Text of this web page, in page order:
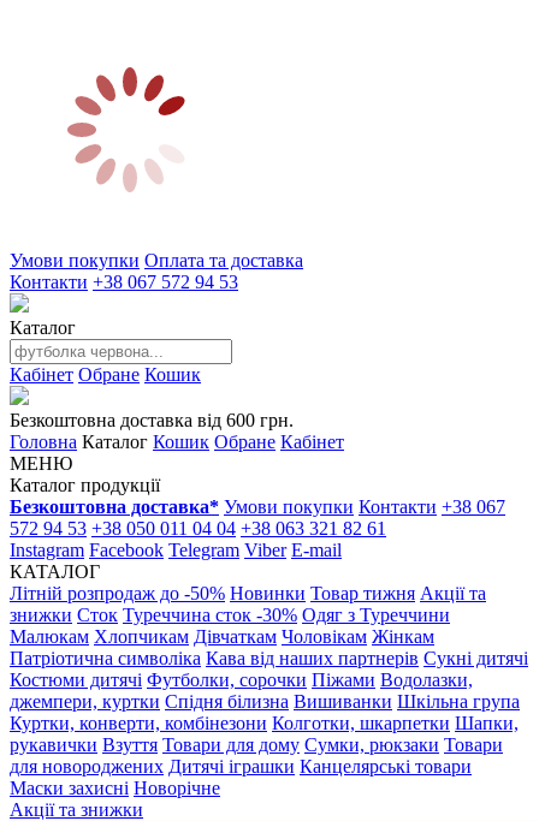
Умови покупки Оплата та доставка
Контакти +38 067 572 94 53
Каталог
Кабінет Обране Кошик
Безкоштовна доставка від 600 грн.
Головна Каталог Кошик Обране Кабінет
МЕНЮ
Каталог продукції
Безкоштовна доставка* Умови покупки Контакти +38 067
572 94 53 +38 050 011 04 04 +38 063 321 82 61
Instagram Facebook Telegram Viber E-mail
КАТАЛОГ
Літній розпродаж до -50% Новинки Товар тижня Акції та
знижки Сток Туреччина сток -30% Одяг з Туреччини
Малюкам Хлопчикам Дівчаткам Чоловікам Жінкам
Патріотична символіка Кава від наших партнерів Сукні дитячі
Костюми дитячі Футболки, сорочки Піжами Водолазки,
джемпери, куртки Спідня білизна Вишиванки Шкільна група
Куртки, конверти, комбінезони Колготки, шкарпетки Шапки,
рукавички Взуття Товари для дому Сумки, рюкзаки Товари
для новороджених Дитячі іграшки Канцелярські товари
Маски захисні Новорічне
Акції та знижки